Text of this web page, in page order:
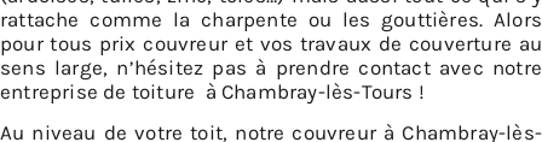
rattache comme la charpente ou les gouttières. Alors
pour tous prix couvreur et vos travaux de couverture au
sens large, n’hésitez pas à prendre contact avec notre
entreprise de toiture à Chambray-lès-Tours !
Au niveau de votre toit, notre couvreur à Chambray-lès-